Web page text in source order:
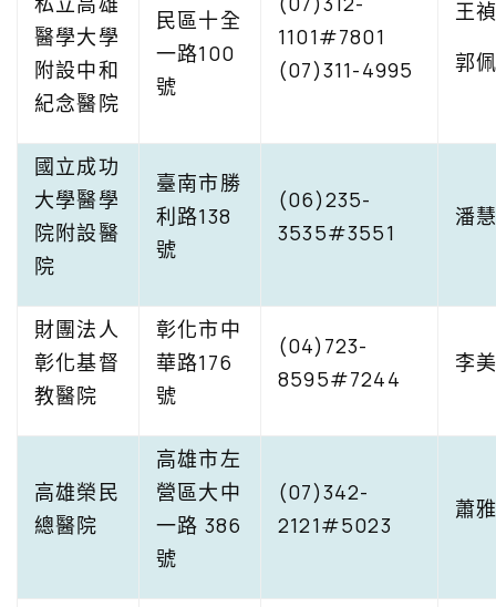
醫學大學
附設中和
紀念醫院
民區十全
一路100
號
1101#7801
(07)311-4995
王
郭
國立成功
大學醫學
院附設醫
院
臺南市勝
利路138
號
(06)235-
3535#3551
潘
財團法人
彰化基督
教醫院
彰化市中
華路176
號
(04)723-
8595#7244
李
高雄榮民
總醫院
高雄市左
營區大中
一路 386
號
(07)342-
2121#5023
蕭